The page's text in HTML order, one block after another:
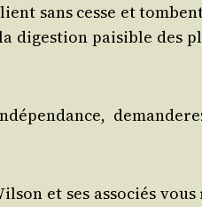
sans cesse et
diges­tion pai­sible des
et ses asso­ciés